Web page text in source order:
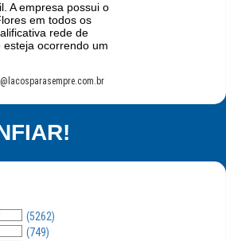
A empresa possui o
em todos os
rede de
ocorrendo um
(5262)
(749)